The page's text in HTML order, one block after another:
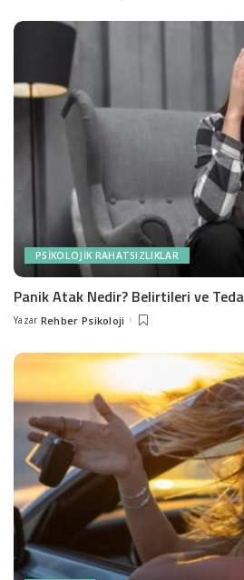
PSIKOLOJIK RAHATSIZLIKLAR
Panik Atak Nedir? Belirtileri ve
Posted
Yazar Rehber Psikoloji